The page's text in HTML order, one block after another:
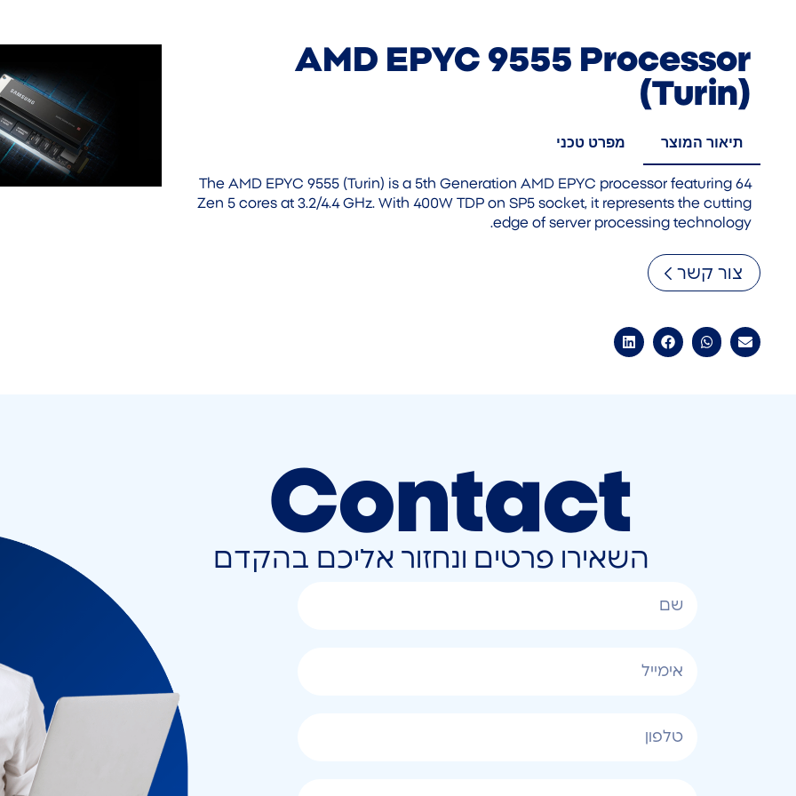
AMD EPYC 9555 Processor
(Turin)
תיאור המוצר מפרט טכני
The AMD EPYC 9555 (Turin) is a 5th Generation AMD EPYC processor featuring 64
Zen 5 cores at 3.2/4.4 GHz. With 400W TDP on SP5 socket, it represents the cutting
edge of server processing technology.
צור קשר
Contact
השאירו פרטים ונחזור אליכם בהקדם